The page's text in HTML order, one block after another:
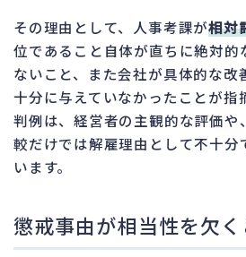
その理由として、人事考課が相対
位であること自体が直ちに絶対的
ないこと、また会社が具体的な改
十分に与えていなかったことが指
判例は、経営者の主観的な評価や
較だけでは解雇理由として不十分
います。
懲戒事由が相当性を欠